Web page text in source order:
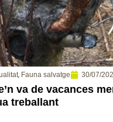
, Fauna salvatge 30/07/
va de vacances
treballant